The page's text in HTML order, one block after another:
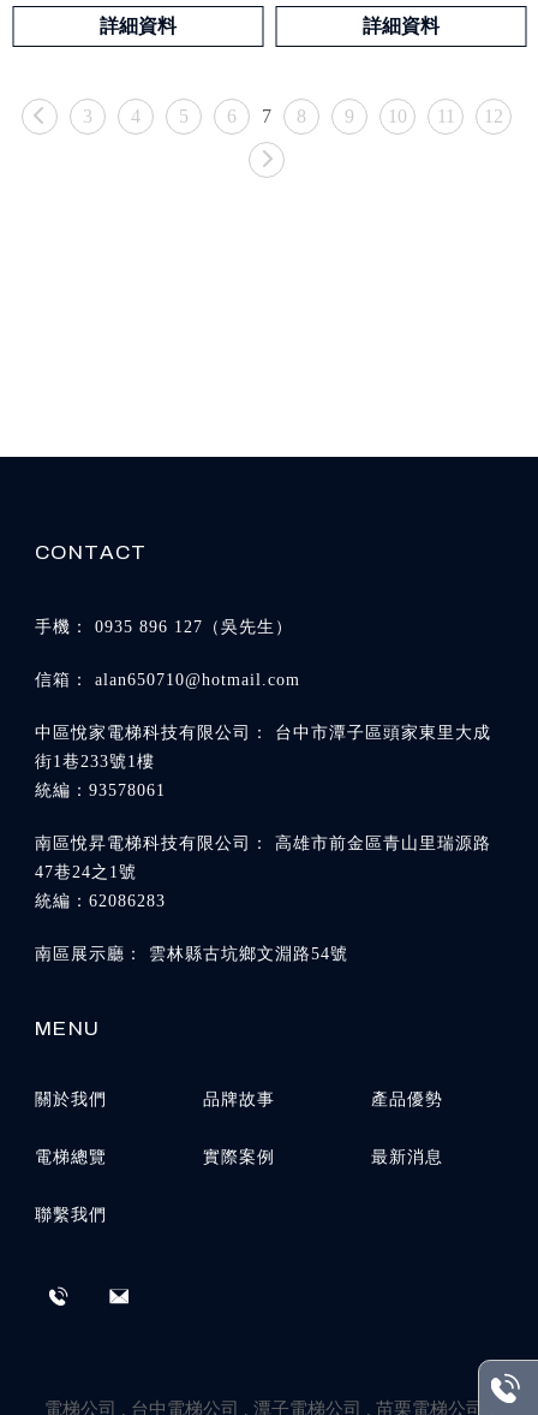
詳細資料 詳細資料
3 4 5 6 7 8 9 10 11 12
0935 896 127
雲林縣古坑鄉文淵路54號
alan650710@hotmail.com
台中市潭子區頭家東里大成
街1巷233號1樓
高雄市前金區青山里瑞源路
47巷24之1號
關於我們 品牌故事 產品優勢
電梯總覽 實際案例 最新消息
聯繫我們
電梯公司 台中電梯公司 潭子電梯公司 苗栗電梯公司